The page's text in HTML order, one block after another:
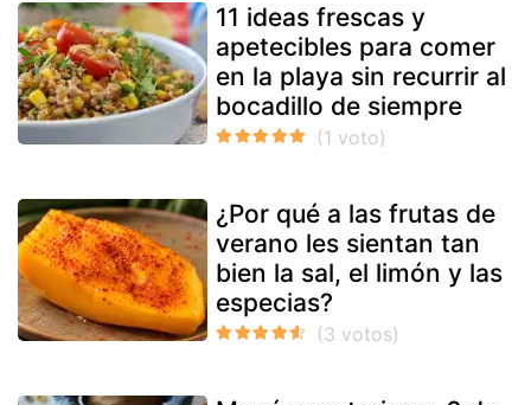
11 ideas frescas y
apetecibles para comer
en la playa sin recurrir al
bocadillo de siempre
¿Por qué a las frutas de
verano les sientan tan
bien la sal, el limón y las
especias?